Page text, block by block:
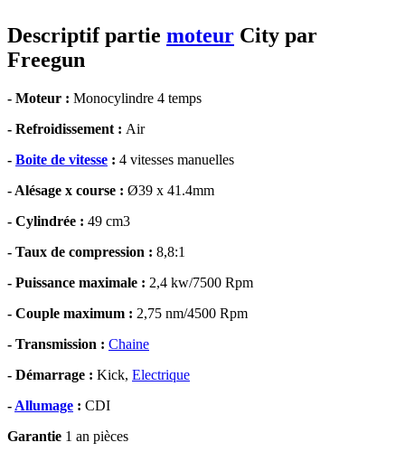
Descriptif partie moteur City par
Freegun
- Moteur : Monocylindre 4 temps
- Refroidissement : Air
- Boite de vitesse : 4 vitesses manuelles
- Alésage x course : Ø39 x 41.4mm
- Cylindrée : 49 cm3
- Taux de compression : 8,8:1
- Puissance maximale : 2,4 kw/7500 Rpm
- Couple maximum : 2,75 nm/4500 Rpm
- Transmission : Chaine
- Démarrage : Kick, Electrique
- Allumage : CDI
Garantie 1 an pièces